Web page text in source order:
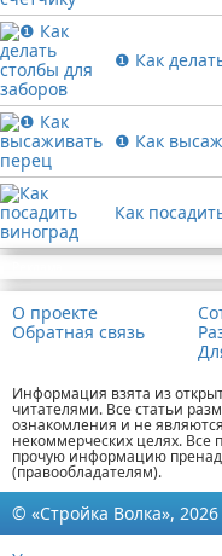
❶ Как
❶ Как
Как
О проекте
Обратная связь
Информация взята из
читателями. Все статьи
ознакомления и не
некоммерческих целях.
прочую информацию
(правообладателям).
© «Стройка Волка», 2026